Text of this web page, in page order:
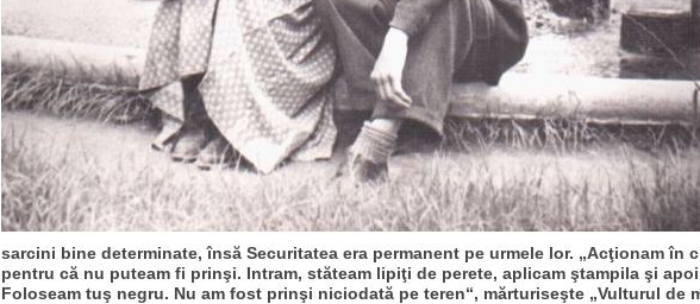
sarcini bine determinate, însă Securitatea era permanent pe urmele lor. „Acţionam în
pentru că nu puteam fi prinşi. Intram, stăteam lipiţi de perete, aplicam ştampila şi
Foloseam tuş negru. Nu am fost prinşi niciodată pe teren“, mărturiseşte „Vulturul de